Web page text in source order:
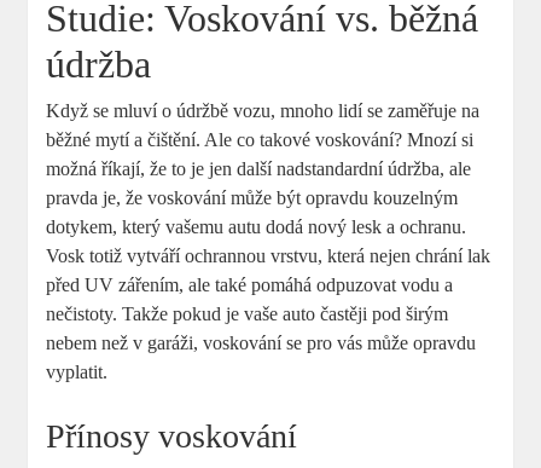
Studie: Voskování vs. běžná
údržba
Když se mluví o údržbě vozu, mnoho lidí se zaměřuje na
běžné mytí a čištění. Ale co takové voskování? Mnozí si
možná říkají, že to je jen další nadstandardní údržba, ale
pravda je, že voskování může být opravdu kouzelným
dotykem, který vašemu autu dodá nový lesk a ochranu.
Vosk totiž vytváří ochrannou vrstvu, která nejen chrání lak
před UV zářením, ale také pomáhá odpuzovat vodu a
nečistoty. Takže pokud je vaše auto častěji pod širým
nebem než v garáži, voskování se pro vás může opravdu
vyplatit.
Přínosy voskování